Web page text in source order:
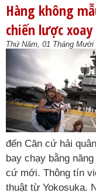
Hàng không
chiến lược xoay
Thứ Năm, 01 Tháng Mười
đến Căn cứ hải
bay chạy bằng
cứ mới. Thông tín
thuật từ Yokosuka.